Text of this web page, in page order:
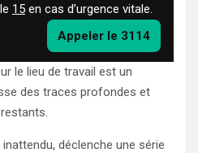
15 en cas d’urgence vitale.
Appeler le 3114
le lieu de travail est un
des traces profondes et
déclenche une série